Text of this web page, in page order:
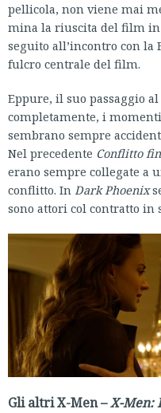
pellicola, non viene mai
mina la riuscita del film
seguito all’incontro con la
fulcro centrale del film.
Eppure, il suo passaggio
completamente, i
sembrano sempre
Nel precedente Conflitto
erano sempre collegate a
conflitto. In Dark Phoenix
sono attori col contratto in
Gli altri X-Men –X-Men: